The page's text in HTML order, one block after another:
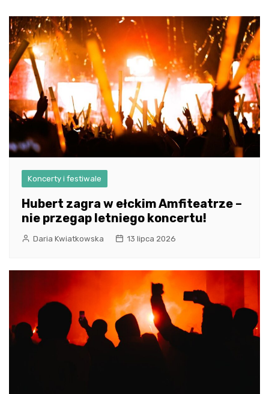
wpisu
Koncerty i festiwale
Hubert zagra w ełckim Amfiteatrze –
nie przegap letniego koncertu!
Daria Kwiatkowska 13 lipca 2026